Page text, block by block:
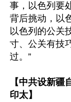
事，以色列要
背后挑动，以
以色列的公关
寸、公关有技
过。”
【中共设新
印太】